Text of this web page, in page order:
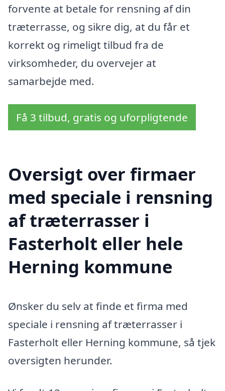
forvente at betale for rensning af din
træterrasse, og sikre dig, at du får et
korrekt og rimeligt tilbud fra de
virksomheder, du overvejer at
samarbejde med.
Få 3 tilbud, gratis og uforpligtende
Oversigt over firmaer
med speciale i rensning
af træterrasser i
Fasterholt eller hele
Herning kommune
Ønsker du selv at finde et firma med
speciale i rensning af træterrasser i
Fasterholt eller Herning kommune, så tjek
oversigten herunder.